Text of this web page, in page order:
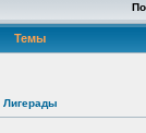
Темы
Лигерады